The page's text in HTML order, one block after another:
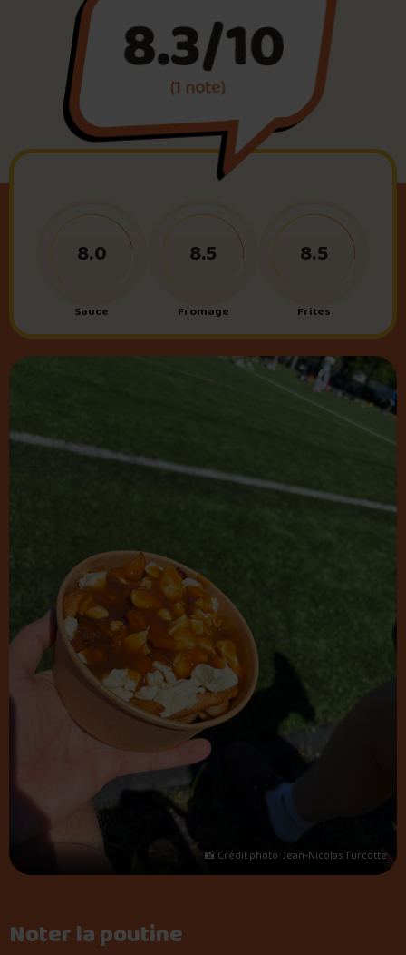
Foire aux questions
Me connecter
8.3/10
(1 note)
Noter la poutine
Sauce
8.0
Fromage
8.5
Frites
8.5
📸 Crédit photo : Jean-Nicolas Turcotte